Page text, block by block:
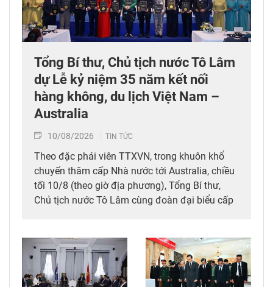
Tổng Bí thư, Chủ tịch nước Tô Lâm
dự Lễ kỷ niệm 35 năm kết nối
hàng không, du lịch Việt Nam –
Australia
10/08/2026 TIN TỨC
Theo đặc phái viên TTXVN, trong khuôn khổ
chuyến thăm cấp Nhà nước tới Australia, chiều
tối 10/8 (theo giờ địa phương), Tổng Bí thư,
Chủ tịch nước Tô Lâm cùng đoàn đại biểu cấp
Tổng Công ty hàng không Việt Nam (Vietnam
Airlines).